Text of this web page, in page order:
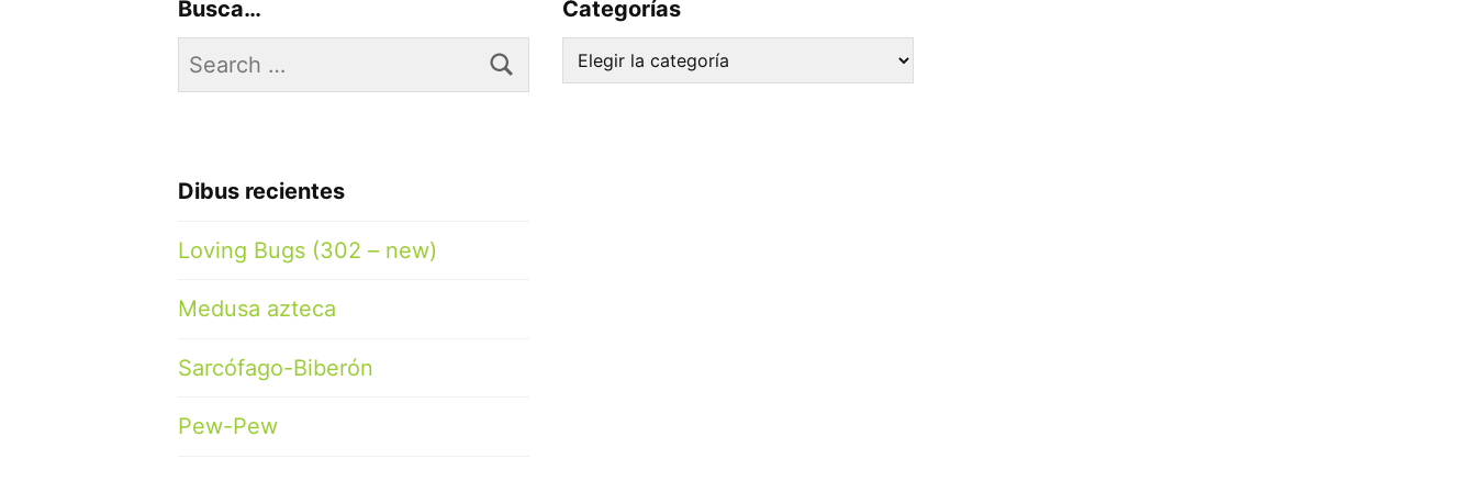
Busca…
Search
for:
Dibus recientes
Loving Bugs (302 – new)
Medusa azteca
Sarcófago-Biberón
Pew-Pew
Categorías
Categorías